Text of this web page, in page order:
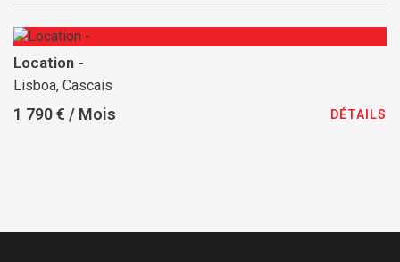
Location -
Lisboa, Cascais
1 790 € / Mois DÉTAILS